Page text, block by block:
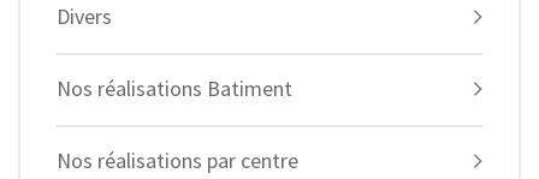
Divers
Nos réalisations Batiment
Nos réalisations par centre